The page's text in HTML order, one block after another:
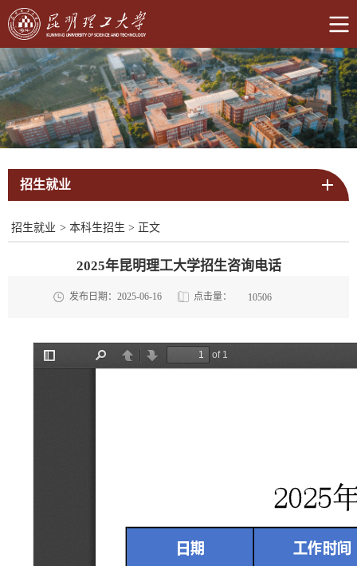
招生就业
招生就业 > 本科生招生 > 正文
2025年昆明理工大学招生咨询电话
发布日期：2025-06-16 点击量： 10506